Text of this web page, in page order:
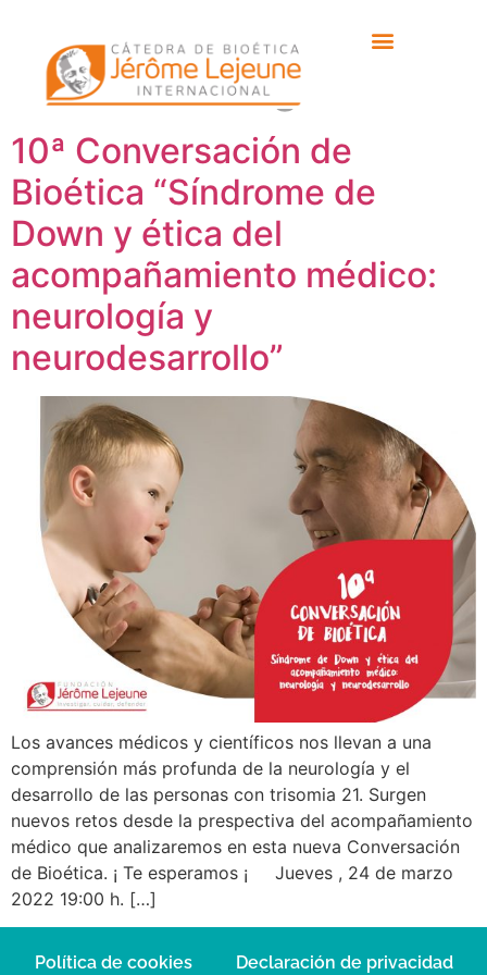
Etiqueta:
Neurofisiología
10ª Conversación de
Bioética “Síndrome de
Down y ética del
acompañamiento médico:
neurología y
neurodesarrollo”
Los avances médicos y científicos nos llevan a una
comprensión más profunda de la neurología y el
desarrollo de las personas con trisomia 21. Surgen
nuevos retos desde la prespectiva del acompañamiento
médico que analizaremos en esta nueva Conversación
de Bioética. ¡ Te esperamos ¡ Jueves , 24 de marzo
2022 19:00 h. […]
Política de cookies Declaración de privacidad